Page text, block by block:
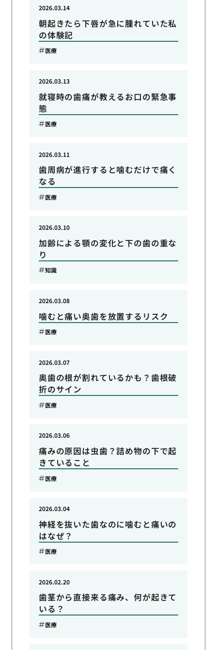
朝起きたら下唇が急に腫れていた私
の体験記
2026.03.14
医療
就寝時の歯痛が教えるお口の緊急事
態
2026.03.13
医療
歯周病が進行すると噛むだけで痛く
なる
2026.03.11
医療
加齢による顎の変化と下の歯の重な
り
2026.03.10
知識
噛むと痛い奥歯を放置するリスク
2026.03.08
医療
奥歯の根が割れているかも？歯根破
折のサイン
2026.03.07
医療
痛みの原因は虫歯？詰め物の下で起
きていること
2026.03.06
医療
神経を抜いた歯なのに噛むと痛いの
はなぜ？
2026.03.04
医療
歯茎から直接来る痛み、何が起きて
いる？
2026.02.20
医療